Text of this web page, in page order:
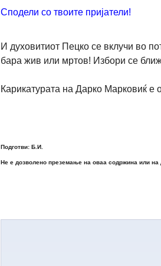
Сподели со твоите пријатели!
И духовитиот Пецко се вклучи во
бара жив или мртов! Избори се
Карикатурата на Дарко Марковиќ е
Подготви: Б.И.
Не е дозволено преземање на оваа содржина или